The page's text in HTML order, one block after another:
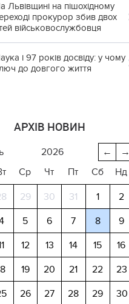
Львівщині на пішохідному
прокурор збив двох
військовослужбовця
і 97 років досвіду: у чому
до довгого життя
АРХІВ НОВИН
→
←
2026
Ср Чт Пт Сб Нд
29 30 31 1
2
5 6 7 8
9
12 13 14 15
16
19 20 21 22
23
26 27 28 29
30